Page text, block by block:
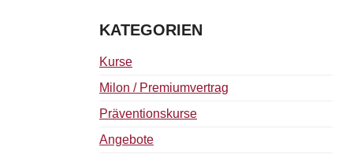
KATEGORIEN
Kurse
Milon / Premiumvertrag
Präventionskurse
Angebote